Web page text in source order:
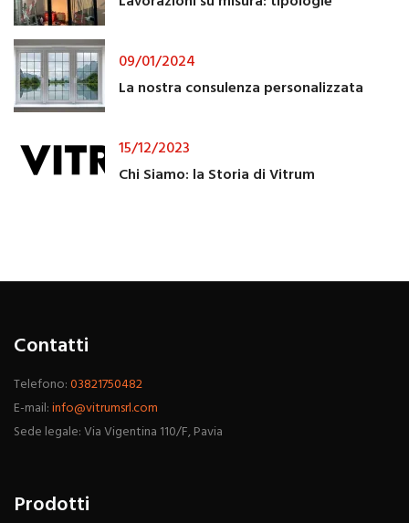
09/01/2024
La nostra consulenza personalizzata
15/12/2023
Chi Siamo: la Storia di Vitrum
Contatti
Telefono:03821750482
E-mail:info@vitrumsrl.com
Sede legale: Via Vigentina 110/F, Pavia
Prodotti